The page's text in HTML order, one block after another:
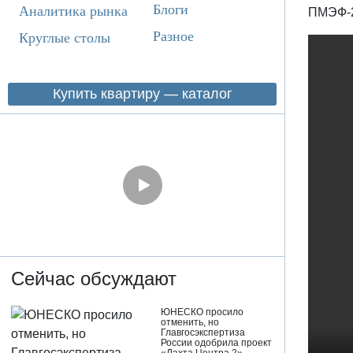
Аналитика рынка
Круглые столы
Блоги
Разное
Купить квартиру — каталог
Сейчас обсуждают
ЮНЕСКО просило
отменить, но
Главгосэкспертиза
России одобрила проект
ПМЭФ-